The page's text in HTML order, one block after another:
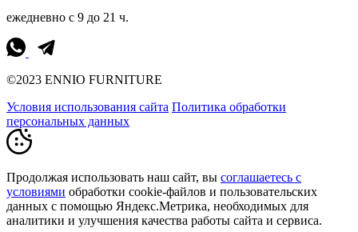
ежедневно с 9 до 21 ч.
©2023 ENNIO FURNITURE
Условия использования сайта Политика обработки
персональных данных
Продолжая использовать наш сайт, вы соглашаетесь с
условиями обработки cookie-файлов и пользовательских
данных с помощью Яндекс.Метрика, необходимых для
аналитики и улучшения качества работы сайта и сервиса.